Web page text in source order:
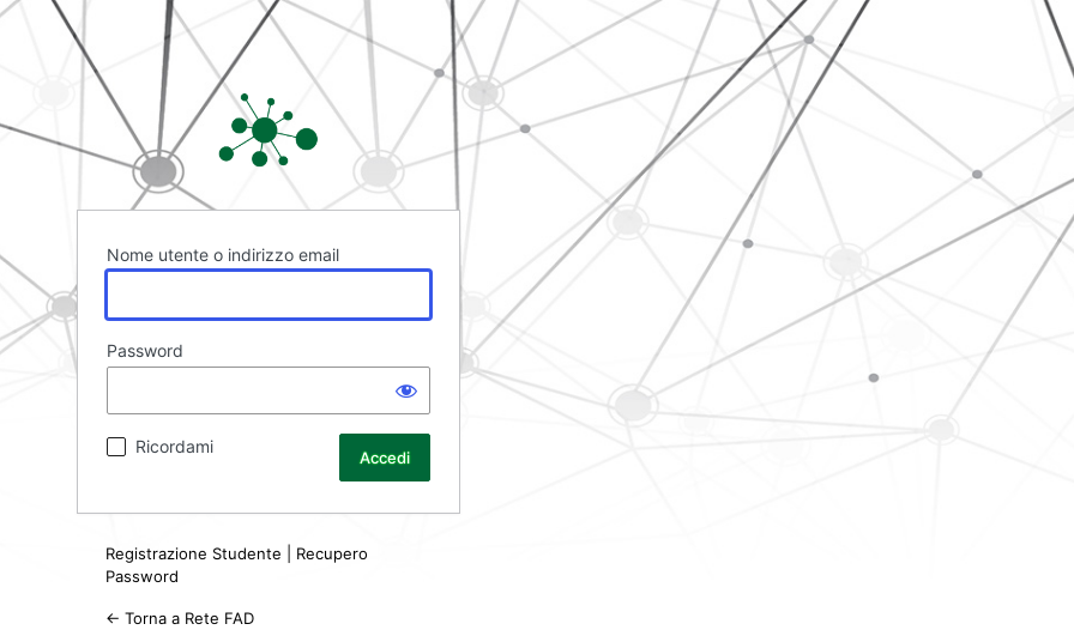
Rete FAD
Nome utente o indirizzo email
Password
Ricordami
Registrazione Studente
Recupero
Password
← Torna a Rete FAD